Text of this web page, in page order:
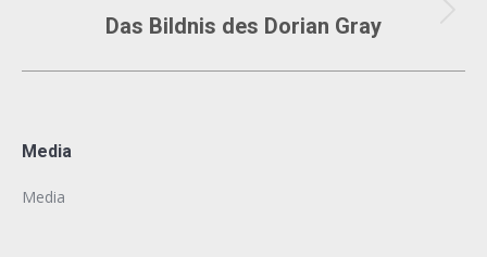
Nächstes
Das Bildnis des Dorian Gray
Media
Media